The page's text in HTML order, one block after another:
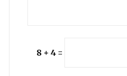
8 + 4 =